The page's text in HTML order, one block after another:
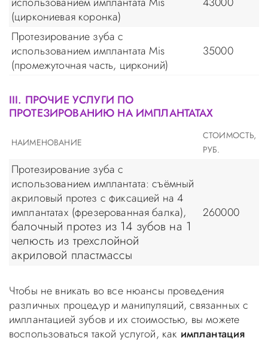
(циркониевая коронка)
Протезирование зуба с
использованием имплантата Mis
(промежуточная часть, цирконий)
35000
III. ПРОЧИЕ УСЛУГИ ПО
ПРОТЕЗИРОВАНИЮ НА ИМПЛАНТАТАХ
НАИМЕНОВАНИЕ
СТОИМОСТЬ,
РУБ.
Протезирование зуба с
использованием имплантата: съёмный
акриловый протез с фиксацией на 4
имплантатах (фрезерованная балка),
балочный протез из 14 зубов на 1
челюсть из трехслойной
акриловой пластмассы
260000
Чтобы не вникать во все нюансы проведения
различных процедур и манипуляций, связанных с
имплантацией зубов и их стоимостью, вы можете
воспользоваться такой услугой, как имплантация